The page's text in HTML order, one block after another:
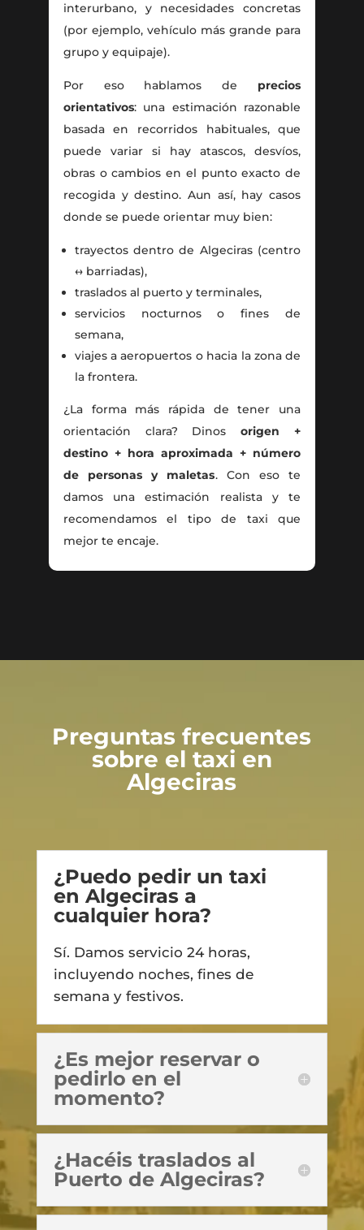
interurbano, y necesidades concretas
(por ejemplo, vehículo más grande para
grupo y equipaje).
Por eso hablamos de precios
orientativos: una estimación razonable
basada en recorridos habituales, que
puede variar si hay atascos, desvíos,
obras o cambios en el punto exacto de
recogida y destino. Aun así, hay casos
donde se puede orientar muy bien:
trayectos dentro de Algeciras (centro
↔ barriadas),
traslados al puerto y terminales,
servicios nocturnos o fines de
semana,
viajes a aeropuertos o hacia la zona de
la frontera.
¿La forma más rápida de tener una
orientación clara? Dinosorigen +
destino + hora aproximada + número
de personas y maletas. Con eso te
damos una estimación realista y te
recomendamos el tipo de taxi que
mejor te encaje.
Preguntas frecuentes
sobre el taxi en
Algeciras
¿Puedo pedir un taxi
en Algeciras a
cualquier hora?
Sí. Damos servicio 24 horas,
incluyendo noches, fines de
semana y festivos.
¿Es mejor reservar o
pedirlo en el
momento?
¿Hacéis traslados al
Puerto de Algeciras?